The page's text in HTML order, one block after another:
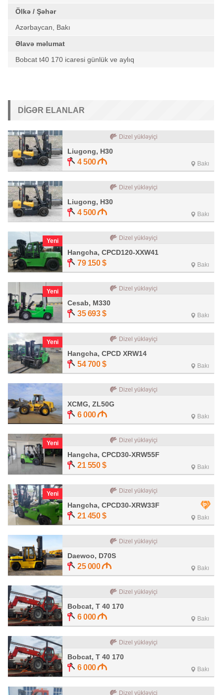
Ölkə / Şəhər
Azərbaycan, Bakı
Əlavə məlumat
Bobcat t40 170 icaresi günlük ve aylıq
DIGƏR ELANLAR
Dizel yükləyiçi
Liugong, H30
4 500 Bakı
Dizel yükləyiçi
Liugong, H30
4 500 Bakı
Yeni Dizel yükləyiçi
Hangcha, CPCD120-XXW41
79 150 $ Bakı
Yeni Dizel yükləyiçi
Cesab, M330
35 693 $ Bakı
Yeni Dizel yükləyiçi
Hangcha, CPCD XRW14
54 700 $ Bakı
Dizel yükləyiçi
XCMG, ZL50G
6 000 Bakı
Yeni Dizel yükləyiçi
Hangcha, CPCD30-XRW55F
21 550 $ Bakı
Yeni Dizel yükləyiçi
Hangcha, CPCD30-XRW33F
21 450 $ Bakı
Dizel yükləyiçi
Daewoo, D70S
25 000 Bakı
Dizel yükləyiçi
Bobcat, T 40 170
6 000 Bakı
Dizel yükləyiçi
Bobcat, T 40 170
6 000 Bakı
Dizel yükləyiçi